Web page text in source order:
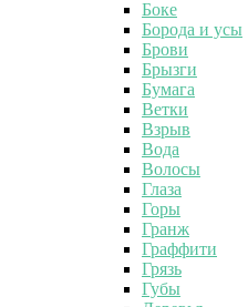
Боке
Борода и усы
Брови
Брызги
Бумага
Ветки
Взрыв
Вода
Волосы
Глаза
Горы
Гранж
Граффити
Грязь
Губы